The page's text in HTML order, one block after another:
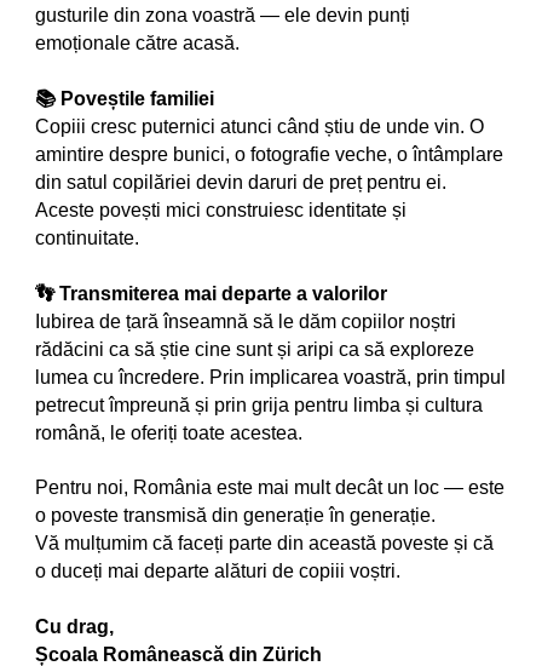
gusturile din zona voastră — ele devin punți
emoționale către acasă.
📚 Poveștile familiei
Copiii cresc puternici atunci când știu de unde vin. O
amintire despre bunici, o fotografie veche, o întâmplare
din satul copilăriei devin daruri de preț pentru ei.
Aceste povești mici construiesc identitate și
continuitate.
👣 Transmiterea mai departe a valorilor
Iubirea de țară înseamnă să le dăm copiilor noștri
rădăcini ca să știe cine sunt și aripi ca să exploreze
lumea cu încredere. Prin implicarea voastră, prin timpul
petrecut împreună și prin grija pentru limba și cultura
română, le oferiți toate acestea.
Pentru noi, România este mai mult decât un loc — este
o poveste transmisă din generație în generație.
Vă mulțumim că faceți parte din această poveste și că
o duceți mai departe alături de copiii voștri.
Cu drag,
Școala Românească din Zürich